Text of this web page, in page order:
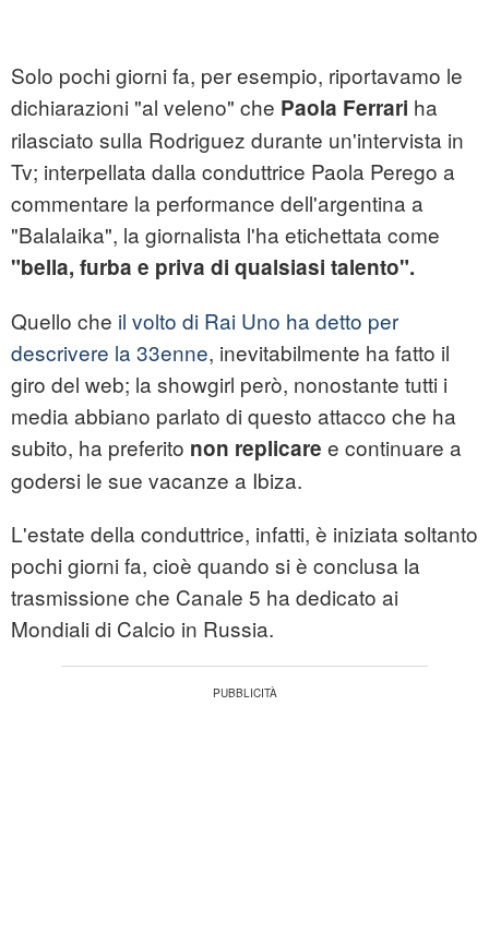
Solo pochi giorni fa, per esempio, riportavamo le
dichiarazioni "al veleno" che Paola Ferrari ha
rilasciato sulla Rodriguez durante un'intervista in
Tv; interpellata dalla conduttrice Paola Perego a
commentare la performance dell'argentina a
"Balalaika", la giornalista l'ha etichettata come
"bella, furba e priva di qualsiasi talento".
Quello che il volto di Rai Uno ha detto per
descrivere la 33enne, inevitabilmente ha fatto il
giro del web; la showgirl però, nonostante tutti i
media abbiano parlato di questo attacco che ha
subito, ha preferito non replicare e continuare a
godersi le sue vacanze a Ibiza.
L'estate della conduttrice, infatti, è iniziata soltanto
pochi giorni fa, cioè quando si è conclusa la
trasmissione che Canale 5 ha dedicato ai
Mondiali di Calcio in Russia.